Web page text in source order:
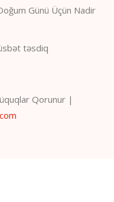
Günü Üçün Nadir
təsdiq
Qorunur |